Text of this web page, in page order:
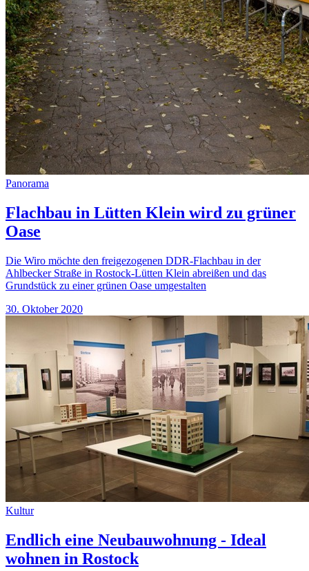
Panorama
Flachbau in Lütten Klein wird zu grüner
Oase
Die Wiro möchte den freigezogenen DDR-Flachbau in der
Ahlbecker Straße in Rostock-Lütten Klein abreißen und das
Grundstück zu einer grünen Oase umgestalten
30. Oktober 2020
Kultur
Endlich eine Neubauwohnung - Ideal
wohnen in Rostock